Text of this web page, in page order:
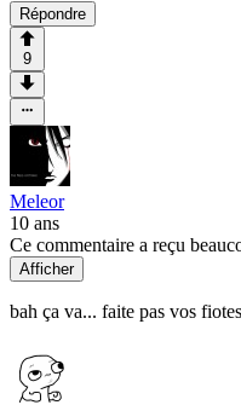
Répondre
9
Meleor
10 ans
Ce commentaire a reçu
Afficher
bah ça va... faite pas vos fiotes